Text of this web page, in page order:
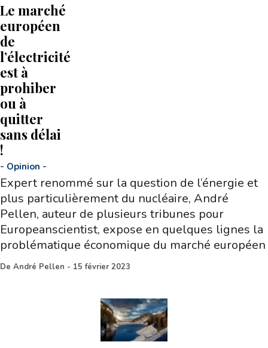
Le marché
européen
de
l’électricité
est à
prohiber
ou à
quitter
sans délai
!
- Opinion -
Expert renommé sur la question de l’énergie et
plus particulièrement du nucléaire, André
Pellen, auteur de plusieurs tribunes pour
Europeanscientist, expose en quelques lignes la
problématique économique du marché européen
De André Pellen - 15 février 2023